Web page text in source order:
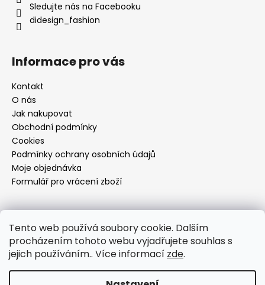
Tento web používá soubory cookie. Dalším
procházením tohoto webu vyjadřujete souhlas s
jejich používáním.. Více informací zde.
Sledujte nás na Facebooku
didesign_fashion
Informace pro vás
Kontakt
O nás
Jak nakupovat
Obchodní podmínky
Cookies
Podmínky ochrany osobních údajů
Moje objednávka
Formulář pro vrácení zboží
Přijímáme online platby